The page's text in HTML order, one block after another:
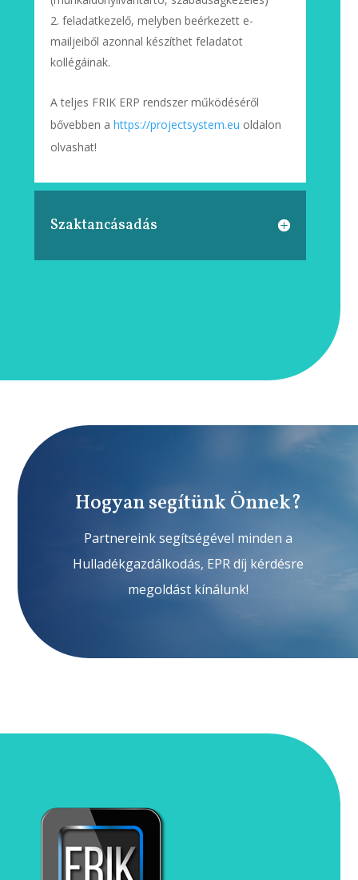
feladatkezelő, melyben beérkezett e-
mailjeiből azonnal készíthet feladatot
kollégáinak.
A teljes FRIK ERP rendszer működéséről
bővebben a https://projectsystem.eu oldalon
olvashat!
Szaktancásadás
Hogyan segítünk Önnek?
Partnereink segítségével minden a
Hulladékgazdálkodás, EPR díj kérdésre
megoldást kínálunk!